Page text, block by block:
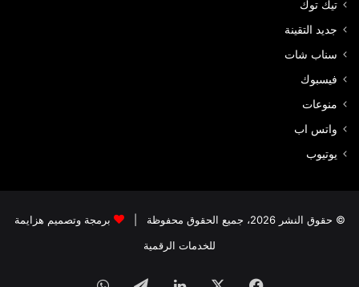
تيك توك
جديد التقينة
سناب شات
فيسبوك
منوعات
واتس اب
يوتيوب
© حقوق النشر 2026، جميع الحقوق محفوظة |
برمجة وتصميم هزايمة
للخدمات الرقمية